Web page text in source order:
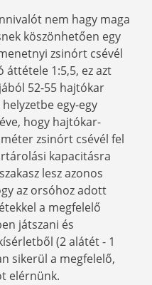
nem hagy maga
köszönhetően egy
zsinórt csévél
1:5,5, ez azt
52-55 hajtókar
egy-egy
hogy hajtókar-
zsinórt csévél fel
kapacitásra
lesz azonos
az orsóhoz adott
a megfelelő
játszani és
(2 alátét - 1
sikerül a megfelelő,
elérnünk.